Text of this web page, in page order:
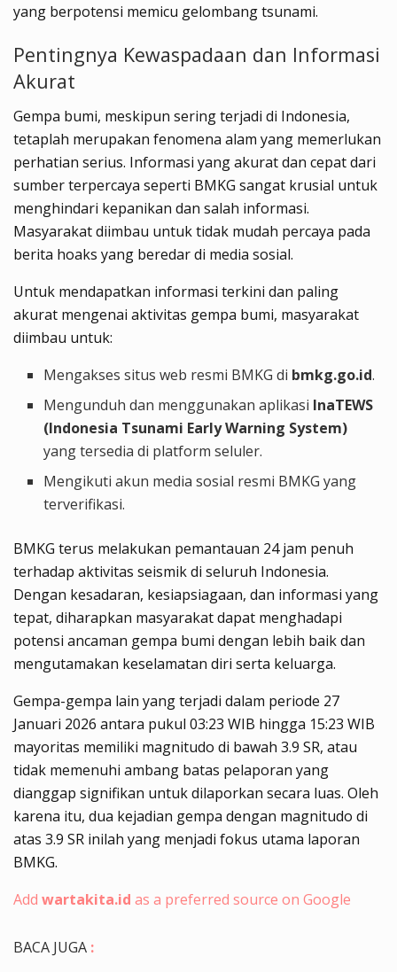
yang berpotensi memicu gelombang tsunami.
Pentingnya Kewaspadaan dan Informasi
Akurat
Gempa bumi, meskipun sering terjadi di Indonesia,
tetaplah merupakan fenomena alam yang memerlukan
perhatian serius. Informasi yang akurat dan cepat dari
sumber terpercaya seperti BMKG sangat krusial untuk
menghindari kepanikan dan salah informasi.
Masyarakat diimbau untuk tidak mudah percaya pada
berita hoaks yang beredar di media sosial.
Untuk mendapatkan informasi terkini dan paling
akurat mengenai aktivitas gempa bumi, masyarakat
diimbau untuk:
Mengakses situs web resmi BMKG di bmkg.go.id.
Mengunduh dan menggunakan aplikasi InaTEWS
(Indonesia Tsunami Early Warning System)
yang tersedia di platform seluler.
Mengikuti akun media sosial resmi BMKG yang
terverifikasi.
BMKG terus melakukan pemantauan 24 jam penuh
terhadap aktivitas seismik di seluruh Indonesia.
Dengan kesadaran, kesiapsiagaan, dan informasi yang
tepat, diharapkan masyarakat dapat menghadapi
potensi ancaman gempa bumi dengan lebih baik dan
mengutamakan keselamatan diri serta keluarga.
Gempa-gempa lain yang terjadi dalam periode 27
Januari 2026 antara pukul 03:23 WIB hingga 15:23 WIB
mayoritas memiliki magnitudo di bawah 3.9 SR, atau
tidak memenuhi ambang batas pelaporan yang
dianggap signifikan untuk dilaporkan secara luas. Oleh
karena itu, dua kejadian gempa dengan magnitudo di
atas 3.9 SR inilah yang menjadi fokus utama laporan
BMKG.
Add wartakita.id as a preferred source on Google
BACA JUGA :